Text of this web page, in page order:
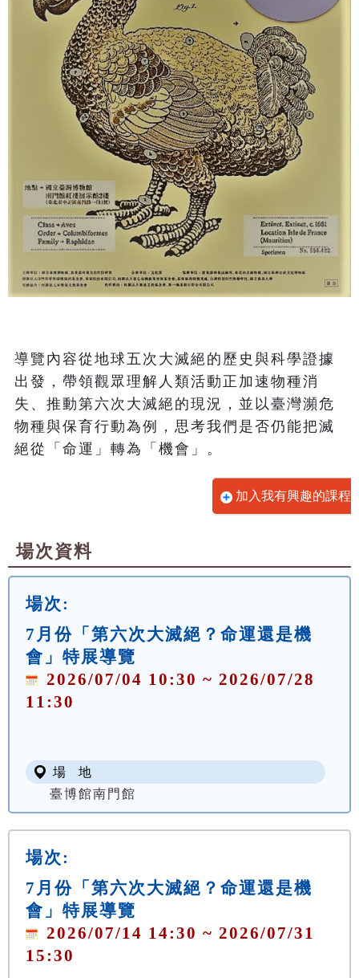
導覽內容從地球五次大滅絕的歷史與科學證據
出發，帶領觀眾理解人類活動正加速物種消
失、推動第六次大滅絕的現況，並以臺灣瀕危
物種與保育行動為例，思考我們是否仍能把滅
絕從「命運」轉為「機會」。
加入我有興趣的課程
場次資料
場次:
7月份「第六次大滅絕？命運還是機
會」特展導覽
2026/07/04 10:30 ~ 2026/07/28
11:30
場 地
臺博館南門館
場次:
7月份「第六次大滅絕？命運還是機
會」特展導覽
2026/07/14 14:30 ~ 2026/07/31
15:30